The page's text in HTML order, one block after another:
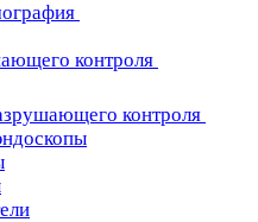
контроля
контроля